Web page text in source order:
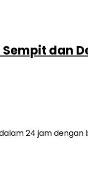
dan
24 jam dengan